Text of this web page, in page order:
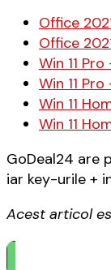
Office
Office
Win 11
Win 11
Win 11
Win 11
GoDeal24 are
iar key-urile +
Acest articol